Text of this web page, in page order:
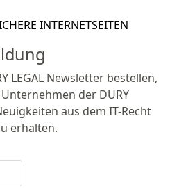
INTERNETSEITEN
LEGAL Newsletter bestellen,
der DURY
aus dem IT-Recht
erhalten.